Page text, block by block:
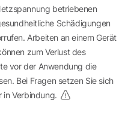
betriebenen
Schädigungen
Arbeiten an einem Gerät
zum Verlust des
vor der Anwendung die
Bei Fragen setzen Sie sich
in Verbindung.